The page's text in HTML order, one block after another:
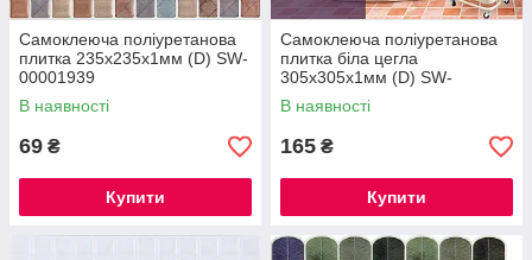
Самоклеюча поліуретанова
плитка 235х235х1мм (D) SW-
00001939
В наявності
69 ₴
Купити
Самоклеюча поліуретанова
плитка біла цегла
305х305х1мм (D) SW-
00001193
В наявності
165 ₴
Купити